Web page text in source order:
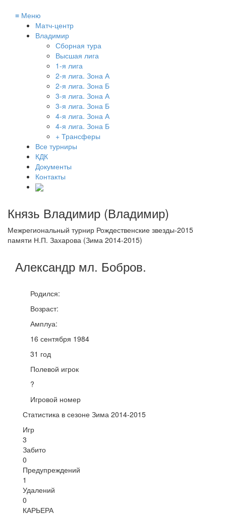
≡ Меню
Матч-центр
Владимир
Сборная тура
Высшая лига
1-я лига
2-я лига. Зона А
2-я лига. Зона Б
3-я лига. Зона А
3-я лига. Зона Б
4-я лига. Зона А
4-я лига. Зона Б
+ Трансферы
Все турниры
КДК
Документы
Контакты
Князь Владимир (Владимир)
Межрегиональный турнир Рождественские звезды-2015
памяти Н.П. Захарова (Зима 2014-2015)
Александр мл. Бобров.
Родился:
Возраст:
Амплуа:
16 сентября 1984
31 год
Полевой игрок
?
Игровой номер
Статистика в сезоне Зима 2014-2015
Игр
3
Забито
0
Предупреждений
1
Удалений
0
КАРЬЕРА